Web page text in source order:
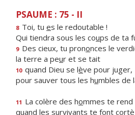
PSAUME : 75 - II
8 Toi, tu es le redoutable !
Qui tiendra sous les coups de ta
9 Des cieux, tu prononces le
la terre a peur et se tait
10 quand Dieu se lève pour juger,
pour sauver tous les humbles de
11 La colère des hommes te rend
quand les survivants te font